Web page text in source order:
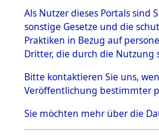
1.2.9.1
Effekten aus
dem KZ
Dachau
Effekten aus
dem KZ
Dachau,
Landesentsch
ädigungsamt
Als Nutzer dieses Portals sind
sonstige Gesetze und die
Praktiken in Bezug auf
Dritter, die durch die
Bitte kontaktieren Sie uns,
Veröffentlichung bestimmter
Sie möchten mehr über die